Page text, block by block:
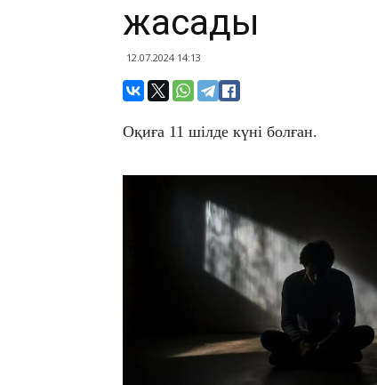
жасады
12.07.2024 14:13
Оқиға 11 шілде күні болған.